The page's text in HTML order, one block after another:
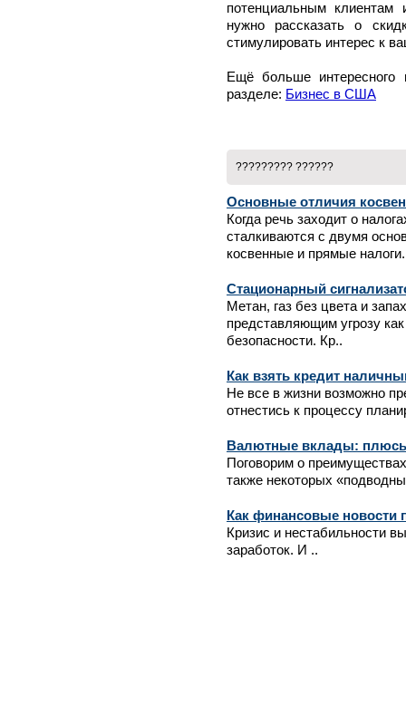
потенциальным
нужно рассказать о
стимулировать интерес к
Ещё больше интересного
разделе: Бизнес в США
????????? ??????
Основные отличия
Когда речь заходит о
сталкиваются с двумя
косвенные и прямые
Стационарный
Метан, газ без цвета и
представляющим угрозу
безопасности. Кр..
Как взять кредит
Не все в жизни возможно
отнестись к процессу
Валютные вклады:
Поговорим о
также некоторых
Как финансовые новости
Кризис и нестабильности
заработок. И ..